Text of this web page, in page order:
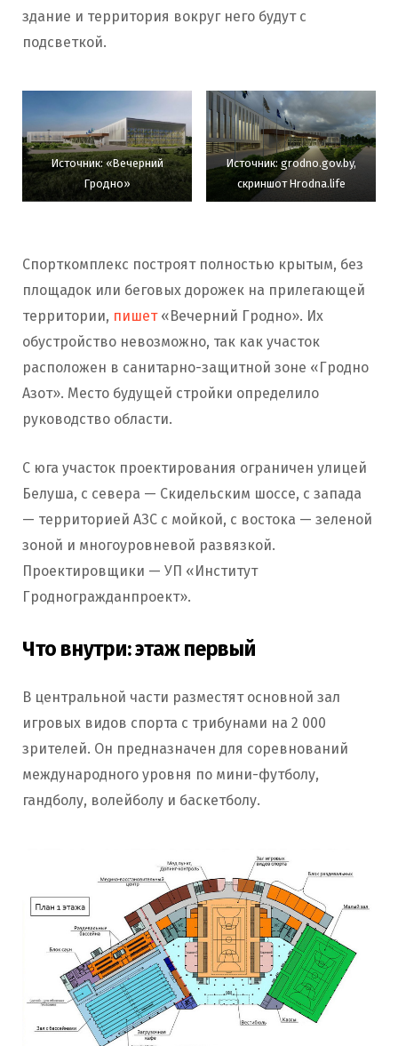
здание и территория вокруг него будут с
подсветкой.
Источник: «Вечерний
Гродно»
Источник: grodno.gov.by,
скриншот Hrodna.life
Спорткомплекс построят полностью крытым, без
площадок или беговых дорожек на прилегающей
территории, пишет«Вечерний Гродно». Их
обустройство невозможно, так как участок
расположен в санитарно-защитной зоне «Гродно
Азот». Место будущей стройки определило
руководство области.
С юга участок проектирования ограничен улицей
Белуша, с севера — Скидельским шоссе, с запада
— территорией АЗС с мойкой, с востока — зеленой
зоной и многоуровневой развязкой.
Проектировщики — УП «Институт
Гродногражданпроект».
Что внутри: этаж первый
В центральной части разместят основной зал
игровых видов спорта с трибунами на 2 000
зрителей. Он предназначен для соревнований
международного уровня по мини-футболу,
гандболу, волейболу и баскетболу.